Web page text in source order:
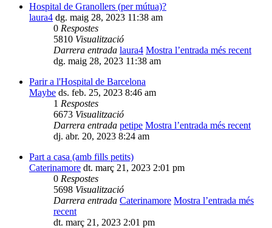
Hospital de Granollers (per mútua)?
laura4 dg. maig 28, 2023 11:38 am
0 Respostes
5810 Visualització
Darrera entrada laura4 Mostra l’entrada més recent
dg. maig 28, 2023 11:38 am
Parir a l'Hospital de Barcelona
Maybe ds. feb. 25, 2023 8:46 am
1 Respostes
6673 Visualització
Darrera entrada petipe Mostra l’entrada més recent
dj. abr. 20, 2023 8:24 am
Part a casa (amb fills petits)
Caterinamore dt. març 21, 2023 2:01 pm
0 Respostes
5698 Visualització
Darrera entrada Caterinamore Mostra l’entrada més
recent
dt. març 21, 2023 2:01 pm